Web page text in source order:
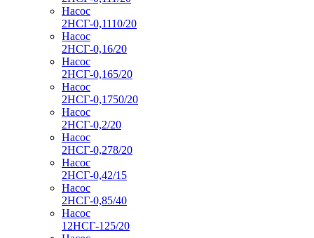
Насос
2НСГ-0,1110/20
Насос
2НСГ-0,16/20
Насос
2НСГ-0,165/20
Насос
2НСГ-0,1750/20
Насос
2НСГ-0,2/20
Насос
2НСГ-0,278/20
Насос
2НСГ-0,42/15
Насос
2НСГ-0,85/40
Насос
12НСГ-125/20